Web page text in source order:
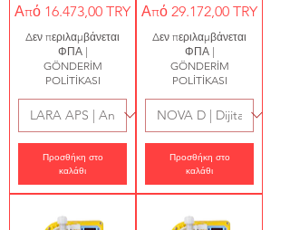
Από 16.473,00 TRY
Τιμή Έκπτωσης
Δεν περιλαμβάνεται
ΦΠΑ|
GÖNDERİM
POLİTİKASI
Προσθήκη στο
καλάθι
Από 29.172,00 TRY
Τιμή Έκπτωσης
Δεν περιλαμβάνεται
ΦΠΑ|
GÖNDERİM
POLİTİKASI
Προσθήκη στο
καλάθι